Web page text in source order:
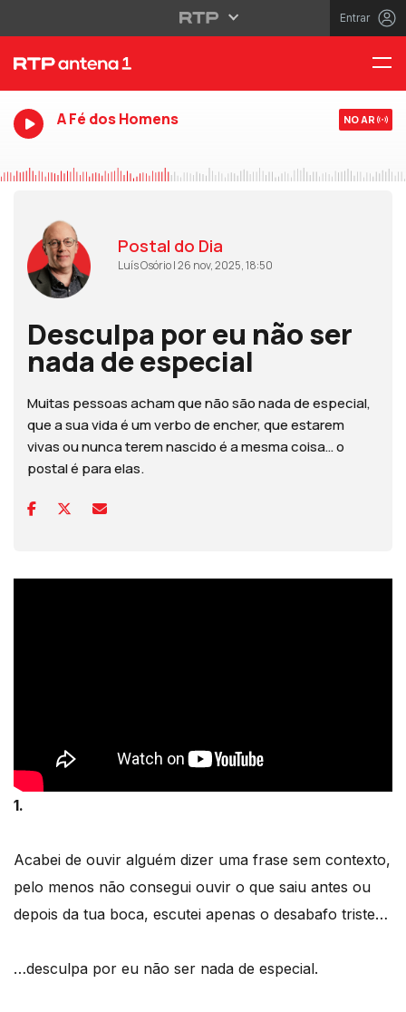
Entrar
A Fé dos Homens NO AR
Postal do Dia
Luís Osório | 26 nov, 2025, 18:50
Desculpa por eu não ser
nada de especial
Muitas pessoas acham que não são nada de especial,
que a sua vida é um verbo de encher, que estarem
vivas ou nunca terem nascido é a mesma coisa… o
postal é para elas.
1.
Acabei de ouvir alguém dizer uma frase sem contexto,
pelo menos não consegui ouvir o que saiu antes ou
depois da tua boca, escutei apenas o desabafo triste…
…desculpa por eu não ser nada de especial.